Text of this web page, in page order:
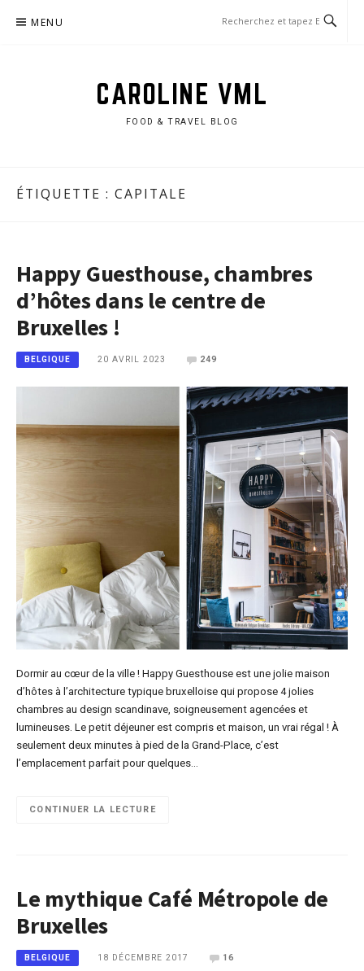
MENU
CAROLINE VML
FOOD & TRAVEL BLOG
ÉTIQUETTE : CAPITALE
Happy Guesthouse, chambres
d’hôtes dans le centre de
Bruxelles !
BELGIQUE 20 AVRIL 2023 249
Dormir au cœur de la ville ! Happy Guesthouse est une jolie maison
d’hôtes à l’architecture typique bruxelloise qui propose 4 jolies
chambres au design scandinave, soigneusement agencées et
lumineuses. Le petit déjeuner est compris et maison, un vrai régal ! À
seulement deux minutes à pied de la Grand-Place, c’est
l’emplacement parfait pour quelques…
CONTINUER LA LECTURE
Le mythique Café Métropole de
Bruxelles
BELGIQUE 18 DÉCEMBRE 2017 16